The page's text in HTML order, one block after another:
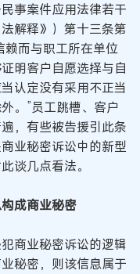
事案件应用法律若干
解释》）第十三条第
赖而与职工所在单位
明客户自愿选择与自
认定没有采用不正当
。”员工跳槽、客户
，有些被告援引此条
业秘密诉讼中的新型
谈几点看法。
成商业秘密
商业秘密诉讼的逻辑
秘密，则该信息属于